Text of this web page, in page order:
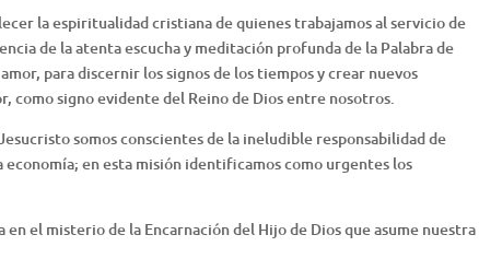
la espiritualidad cristiana de quienes trabajamos al servicio de
de la atenta escucha y meditación profunda de la Palabra de
para discernir los signos de los tiempos y crear nuevos
como signo evidente del Reino de Dios entre nosotros.
somos conscientes de la ineludible responsabilidad de
economía; en esta misión identificamos como urgentes los
el misterio de la Encarnación del Hijo de Dios que asume nuestra